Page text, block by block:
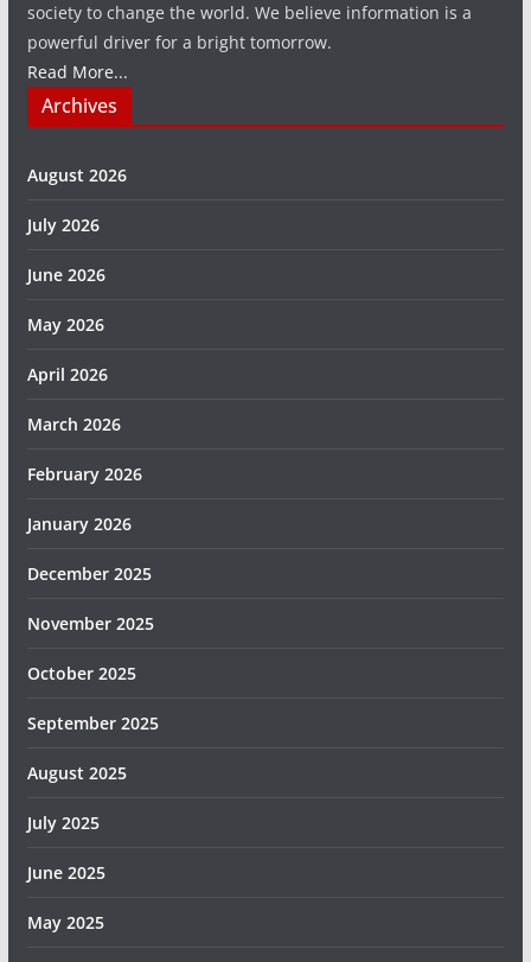
society to change the world. We believe information is a
powerful driver for a bright tomorrow.
Read More...
Archives
August 2026
July 2026
June 2026
May 2026
April 2026
March 2026
February 2026
January 2026
December 2025
November 2025
October 2025
September 2025
August 2025
July 2025
June 2025
May 2025